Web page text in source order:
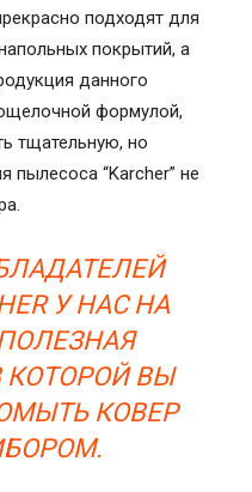
подходят для
покрытий, а
данного
формулой,
тщательную, но
пылесоса “Karcher” не
У НАС НА
КОТОРОЙ ВЫ
КОВЕР